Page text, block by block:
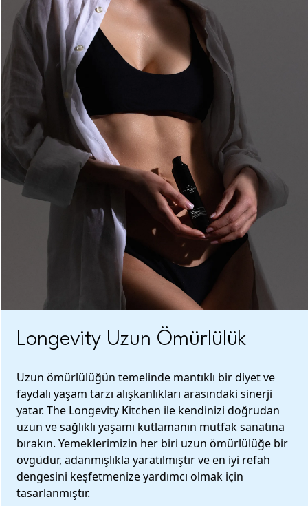
Longevity Uzun Ömürlülük
Uzun ömürlülüğün temelinde mantıklı bir diyet ve
faydalı yaşam tarzı alışkanlıkları arasındaki sinerji
yatar. The Longevity Kitchen ile kendinizi doğrudan
uzun ve sağlıklı yaşamı kutlamanın mutfak sanatına
bırakın. Yemeklerimizin her biri uzun ömürlülüğe bir
övgüdür, adanmışlıkla yaratılmıştır ve en iyi refah
dengesini keşfetmenize yardımcı olmak için
tasarlanmıştır.